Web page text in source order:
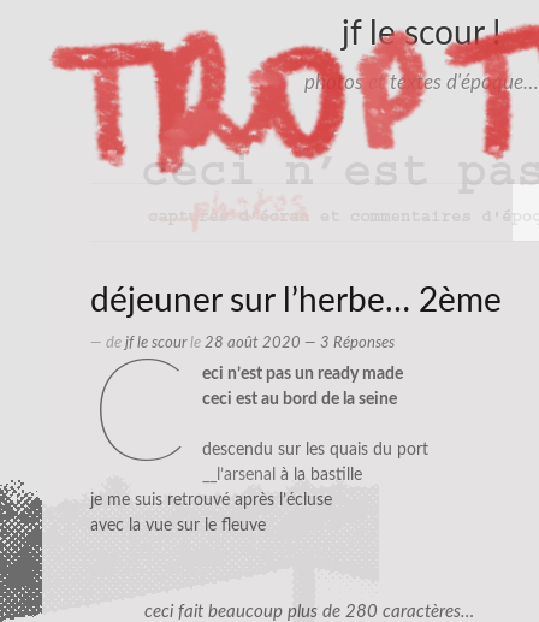
jf le scour !
photos et textes d'époque…
déjeuner sur l’herbe… 2ème
— de jf le scourle 28 août 2020 — 3 Réponses
c
eci n’est pas un ready made
ceci est au bord de la seine
descendu sur les quais du port
__l’arsenal à la bastille
je me suis retrouvé après l’écluse
avec la vue sur le fleuve
ceci fait beaucoup plus de 280 caractères…